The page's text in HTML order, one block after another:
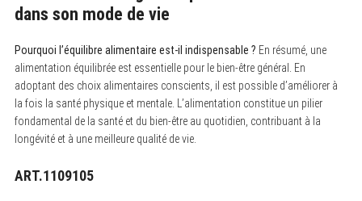
dans son mode de vie
Pourquoi l’équilibre alimentaire est-il indispensable ? En résumé, une
alimentation équilibrée est essentielle pour le bien-être général. En
adoptant des choix alimentaires conscients, il est possible d’améliorer à
la fois la santé physique et mentale. L’alimentation constitue un pilier
fondamental de la santé et du bien-être au quotidien, contribuant à la
longévité et à une meilleure qualité de vie.
ART.1109105